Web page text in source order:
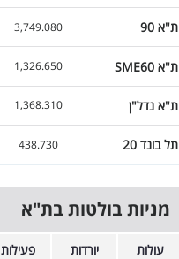
ת"א 90 3,749.080
ת"א SME60 1,326.650
ת"א נדל"ן 1,368.310
תל בונד 20 438.730
מניות בולטות בת"א
עולות יורדות פעילות